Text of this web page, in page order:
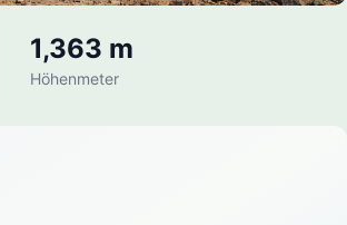
1,363 m
Höhenmeter